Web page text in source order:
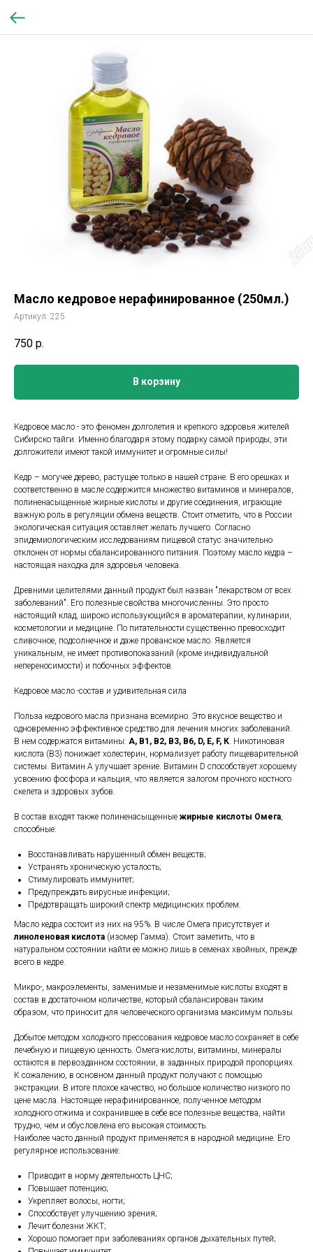
Масло кедровое нерафинированное (250мл.)
Артикул: 225
750 р.
В корзину
Кедровое масло - это феномен долголетия и крепкого здоровья жителей
Сибирско тайги. Именно благодаря этому подарку самой природы, эти
долгожители имеют такой иммунитет и огромные силы!
Кедр – могучее дерево, растущее только в нашей стране. В его орешках и
соответственно в масле содержится множество витаминов и минералов,
полиненасыщенные жирные кислоты и другие соединения, играющие
важную роль в регуляции обмена веществ. Стоит отметить, что в России
экологическая ситуация оставляет желать лучшего. Согласно
эпидемиологическим исследованиям пищевой статус значительно
отклонен от нормы сбалансированного питания. Поэтому масло кедра –
настоящая находка для здоровья человека.
Древними целителями данный продукт был назван "лекарством от всех
заболеваний". Его полезные свойства многочисленны. Это просто
настоящий клад, широко использующийся в ароматерапии, кулинарии,
косметологии и медицине. По питательности существенно превосходит
сливочное, подсолнечное и даже прованское масло. Является
уникальным, не имеет противопоказаний (кроме индивидуальной
непереносимости) и побочных эффектов.
Кедровое масло -состав и удивительная сила
Польза кедрового масла признана всемирно. Это вкусное вещество и
одновременно эффективное средство для лечения многих заболеваний.
В нем содержатся витамины: А, B1, B2, B3, B6, D, E, F, К . Никотиновая
кислота (В3) понижает холестерин, нормализует работу пищеварительной
системы. Витамин A улучшает зрение. Витамин D способствует хорошему
усвоению фосфора и кальция, что является залогом прочного костного
скелета и здоровых зубов.
В состав входят также полиненасыщенные жирные кислоты Омега
способные:
Восстанавливать нарушенный обмен веществ;
Устранять хроническую усталость;
Стимулировать иммунитет;
Предупреждать вирусные инфекции;
Предотвращать широкий спектр медицинских проблем.
Масло кедра состоит из них на 95%. В числе Омега присутствует и
линоленовая кислота (изомер Гамма). Стоит заметить, что в
натуральном состоянии найти ее можно лишь в семенах хвойных, прежде
всего в кедре.
Микро-, макроэлементы, заменимые и незаменимые кислоты входят в
состав в достаточном количестве, который сбалансирован таким
образом, что приносит для человеческого организма максимум пользы.
Добытое методом холодного прессования кедровое масло сохраняет в себе
лечебную и пищевую ценность. Омега-кислоты, витамины, минералы
остаются в первозданном состоянии, в заданных природой пропорциях.
К сожалению, в основном данный продукт получают с помощью
экстракции. В итоге плохое качество, но большое количество низкого по
цене масла. Настоящее нерафинированное, полученное методом
холодного отжима и сохранившее в себе все полезные вещества, найти
трудно, чем и обусловлена его высокая стоимость.
Наиболее часто данный продукт применяется в народной медицине. Его
регулярное использование:
Приводит в норму деятельность ЦНС;
Повышает потенцию;
Укрепляет волосы, ногти;
Способствует улучшению зрения;
Лечит болезни ЖКТ;
Хорошо помогает при заболеваниях органов дыхательных путей;